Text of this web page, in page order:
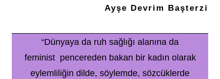
Ayşe Devrim Başterzi
“Dünyaya da ruh sağlığı alanına da
feminist pencereden bakan bir kadın olarak
eylemliliğin dilde, söylemde, sözcüklerde